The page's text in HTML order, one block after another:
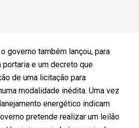
governo também lançou, para
portaria e um decreto que
de uma licitação para
modalidade inédita. Uma vez
energético indicam
pretende realizar um leilão